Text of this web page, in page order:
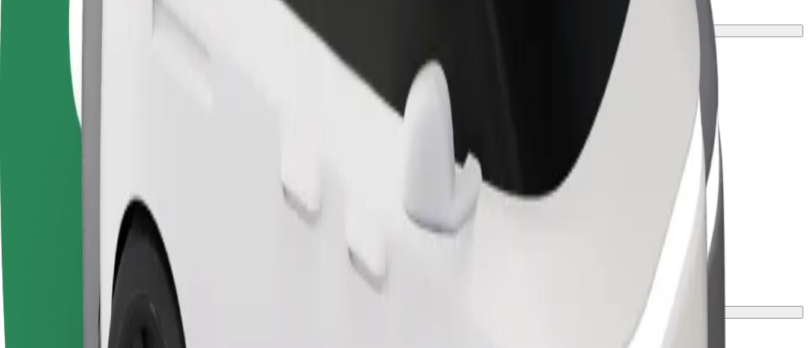
¿Buscás la mejor forma de ir de Terminal 1 Vienna Airport a Schwedenplatz? Explorá nuestros servicios y encontrá la opción perfecta para tu viaje.
Terminal 1 Vienna Airport
Schwedenplatz
Comodidad y confort a un botón de distancia
Viajes fiables en coches estándar de tamaño medio.